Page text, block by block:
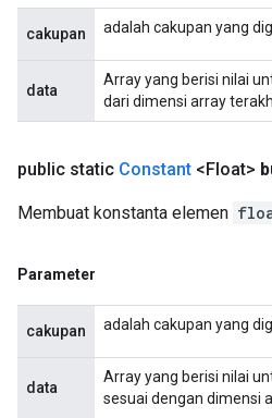
cakupan adalah cakupan yang
data
Array yang berisi nilai
dari dimensi array
public static Constant <Float>
Membuat konstanta elemen
Parameter
cakupan adalah cakupan yang
data
Array yang berisi nilai
sesuai dengan dimensi